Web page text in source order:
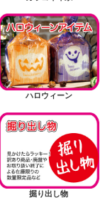
ハロウィーン
掘り出し物